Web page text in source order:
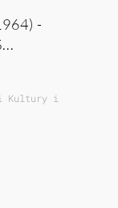
-
Kultury i